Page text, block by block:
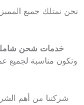
نحن نمتلك جميع
خدمات شحن
وتكون مناسبة لجميع
شركتنا من أهم